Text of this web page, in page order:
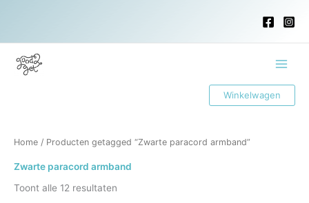
Menu
Winkelwagen
Home / Producten getagged “Zwarte paracord armband”
Zwarte paracord armband
Toont alle 12 resultaten